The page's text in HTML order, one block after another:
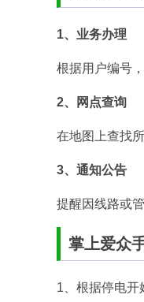
1、业务办理
根据用户编号
2、网点查询
在地图上查找
3、通知公告
提醒因线路或
掌上爱众
1、根据停电开